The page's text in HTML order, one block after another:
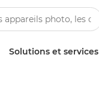
Solutions et services